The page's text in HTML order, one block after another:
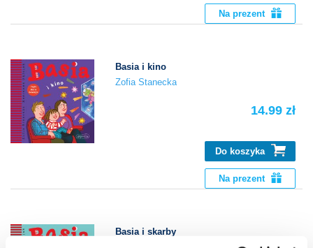
Na prezent
Basia i kino
Zofia Stanecka
14.99 zł
Do koszyka
Na prezent
Basia i skarby